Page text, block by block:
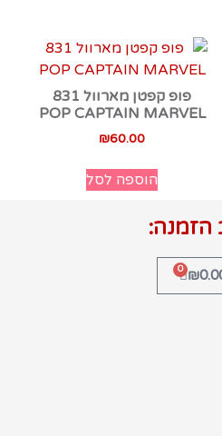
פופ קפטן מארוול 831
POP CAPTAIN MARVEL
₪60.00
הוספה לסל
הזמנה:
₪
0